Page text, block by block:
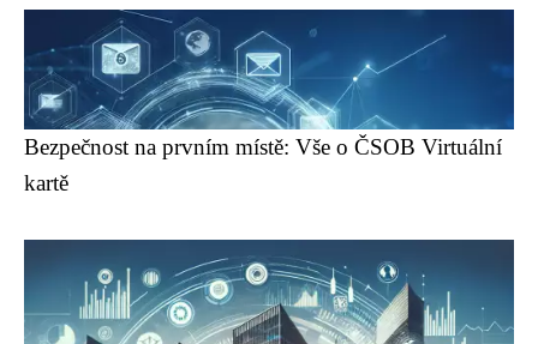
Bezpečnost na prvním místě: Vše o ČSOB Virtuální
kartě